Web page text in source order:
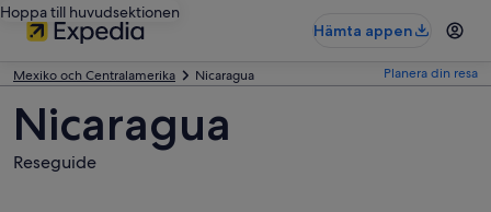
Hoppa till huvudsektionen
Hämta appen
Mexiko och Centralamerika Nicaragua Planera din resa
Nicaragua
Reseguide